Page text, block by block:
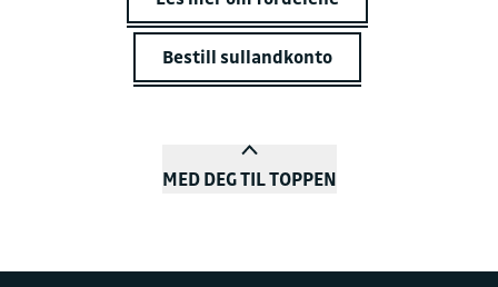
Bestill sullandkonto
MED DEG TIL TOPPEN